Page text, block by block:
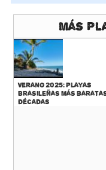
Más
Verano 2025: Playas
Brasileñas más
décadas